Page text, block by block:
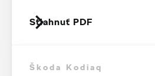
Stiahnuť PDF
Škoda Kodiaq